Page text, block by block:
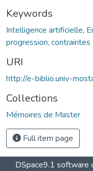
Keywords
Intelligence artificielle,
progression, contraintes
URI
http://e-biblio.univ-
Collections
Mémoires de Master
Full item page
DSpace9.1